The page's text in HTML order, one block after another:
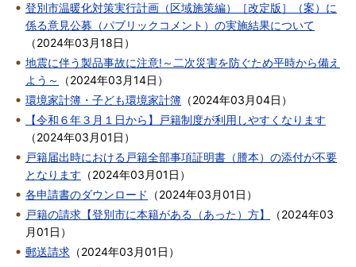
登別市温暖化対策実行計画（区域施策編）［改定版］（案）に
係る意見公募（パブリックコメント）の実施結果について
（2024年03月18日 ）
地震に伴う製品事故に注意!～二次災害を防ぐため平時から備え
よう～
（2024年03月14日 ）
環境家計簿・子ども環境家計簿 （2024年03月04日 ）
【令和６年３月１日から】戸籍制度が利用しやすくなります
（2024年03月01日 ）
戸籍届出時における戸籍全部事項証明書（謄本）の添付が不要
となります （2024年03月01日 ）
各申請書のダウンロード
（2024年03月01日 ）
戸籍の請求【登別市に本籍がある（あった）方】
（2024年03
月01日 ）
郵送請求 （2024年03月01日 ）